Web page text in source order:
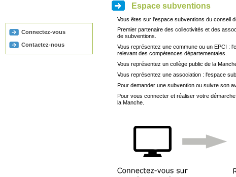
Connectez-vous
Contactez-nous
Espace subventions
Vous êtes sur l'espace subventions du conseil
Premier partenaire des collectivités et des
de subventions.
Vous représentez une commune ou un EPCI :
relevant des compétences départementales.
Vous représentez un collège public de la
Vous représentez une association : l'espace
Pour demander une subvention ou suivre son
Pour vous connecter et réaliser votre
la Manche.